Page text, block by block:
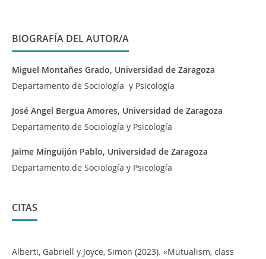
BIOGRAFÍA DEL AUTOR/A
Miguel Montañes Grado, Universidad de Zaragoza
Departamento de Sociología y Psicología
José Angel Bergua Amores, Universidad de Zaragoza
Departamento de Sociología y Psicología
Jaime Minguijón Pablo, Universidad de Zaragoza
Departamento de Sociología y Psicología
CITAS
Alberti, Gabriell y Joyce, Simon (2023). «Mutualism, class